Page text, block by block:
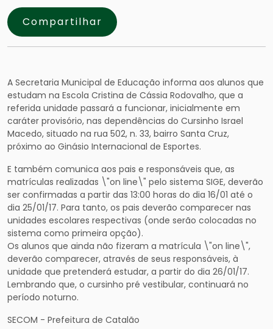
Compartilhar
A Secretaria Municipal de Educação informa aos alunos que
estudam na Escola Cristina de Cássia Rodovalho, que a
referida unidade passará a funcionar, inicialmente em
caráter provisório, nas dependências do Cursinho Israel
Macedo, situado na rua 502, n. 33, bairro Santa Cruz,
próximo ao Ginásio Internacional de Esportes.
E também comunica aos pais e responsáveis que, as
matrículas realizadas \"on line\" pelo sistema SIGE, deverão
ser confirmadas a partir das 13:00 horas do dia 16/01 até o
dia 25/01/17. Para tanto, os pais deverão comparecer nas
unidades escolares respectivas (onde serão colocadas no
sistema como primeira opção).
Os alunos que ainda não fizeram a matrícula \"on line\",
deverão comparecer, através de seus responsáveis, à
unidade que pretenderá estudar, a partir do dia 26/01/17.
Lembrando que, o cursinho pré vestibular, continuará no
período noturno.
SECOM - Prefeitura de Catalão